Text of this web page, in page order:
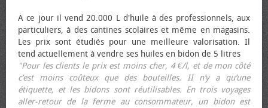
A ce jour il vend 20.000 L d'huile à des professionnels, aux
particuliers, à des cantines scolaires et même en magasins.
Les prix sont étudiés pour une meilleure valorisation. Il
tend actuellement à vendre ses huiles en bidon de 5 litres
"Pour les clients le prix est moins cher, 4 €/l, et de mon côté
c’est moins coûteux que des bouteilles. II n’y a qu’une
étiquette, et les bidons sont réutilisables. En trois voyages
aller-retour de la ferme au consommateur, un bidon est